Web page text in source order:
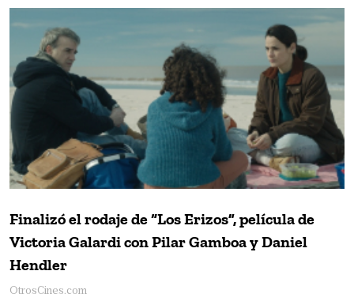
Finalizó el rodaje de “Los Erizos”, película de
Victoria Galardi con Pilar Gamboa y Daniel
Hendler
OtrosCines.com